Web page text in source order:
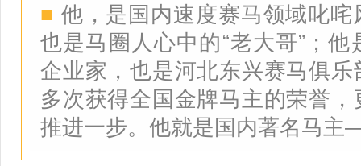
■ 他，是国内速度赛马领域叱
也是马圈人心中的“老大哥”；
企业家，也是河北东兴赛马俱
多次获得全国金牌马主的荣誉
推进一步。他就是国内著名马